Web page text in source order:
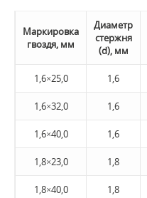
Маркировка
гвоздя, мм
Диаметр
стержня
(d), мм
1,6×25,0 1,6
1,6×32,0 1,6
1,6×40,0 1,6
1,8×23,0 1,8
1,8×40,0 1,8